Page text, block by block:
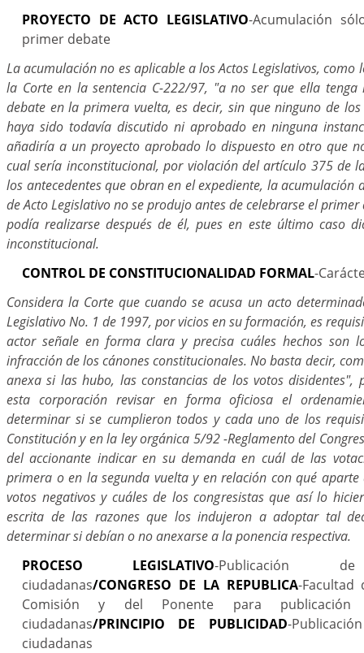
PROYECTO DE ACTO LEGISLATIVO-Acumulación
primer debate
La acumulación no es aplicable a los Actos Legislativos, como
la Corte en la sentencia C-222/97, "a no ser que ella
debate en la primera vuelta, es decir, sin que ninguno de
haya sido todavía discutido ni aprobado en ninguna
añadiría a un proyecto aprobado lo dispuesto en otro que
cual sería inconstitucional, por violación del artículo 375 de
los antecedentes que obran en el expediente, la acumulación
de Acto Legislativo no se produjo antes de celebrarse el
podía realizarse después de él, pues en este último caso
inconstitucional.
CONTROL DE CONSTITUCIONALIDAD FORMAL-
Considera la Corte que cuando se acusa un acto
Legislativo No. 1 de 1997, por vicios en su formación, es
actor señale en forma clara y precisa cuáles hechos son
infracción de los cánones constitucionales. No basta decir,
anexa si las hubo, las constancias de los votos disidentes",
esta corporación revisar en forma oficiosa el
determinar si se cumplieron todos y cada uno de los
Constitución y en la ley orgánica 5/92 -Reglamento del
del accionante indicar en su demanda en cuál de las
primera o en la segunda vuelta y en relación con qué aparte
votos negativos y cuáles de los congresistas que así lo
escrita de las razones que los indujeron a adoptar tal
determinar si debían o no anexarse a la ponencia respectiva.
PROCESO LEGISLATIVO-Publicación de
ciudadanas/CONGRESO DE LA REPUBLICA-Facultad
Comisión y del Ponente para publicación
ciudadanas/PRINCIPIO DE PUBLICIDAD-
ciudadanas